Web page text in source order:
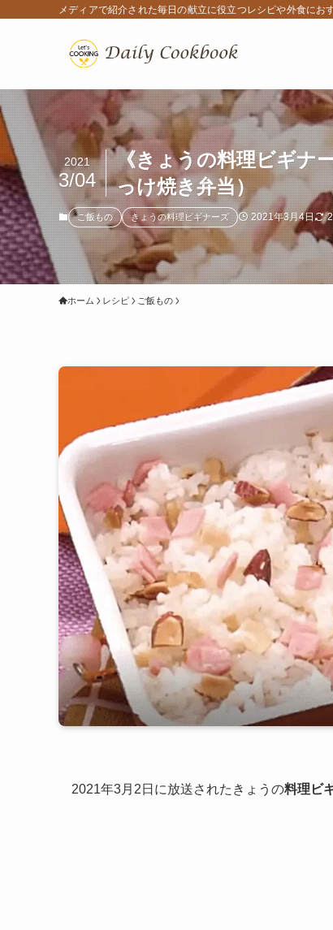
メディアで紹介された毎日の献立に役立つレシピや外食にお
《きょうの料理ビギナ
っけ焼き弁当）
2021
3/04
ご飯もの きょうの料理ビギナーズ 2021年3月4日
ホーム レシピ ご飯もの
2021年3月2日に放送されたきょうの料理ビ